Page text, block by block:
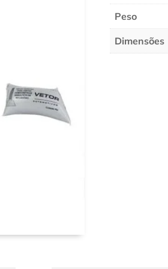
Peso
Dimensões